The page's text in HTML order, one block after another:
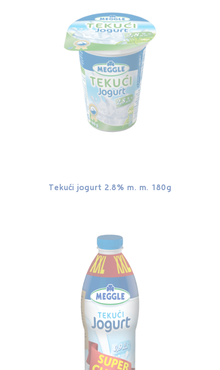
Tekući jogurt 2.8% m. m. 180g